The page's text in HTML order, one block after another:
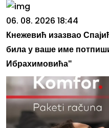
06. 08. 2026 18:44
Кнежевић изазвао
била у ваше име
Ибрахимовића"